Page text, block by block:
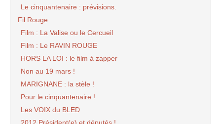
Le cinquantenaire : prévisions.
Fil Rouge
Film : La Valise ou le Cercueil
Film : Le RAVIN ROUGE
HORS LA LOI : le film à zapper
Non au 19 mars !
MARIGNANE : la stèle !
Pour le cinquantenaire !
Les VOIX du BLED